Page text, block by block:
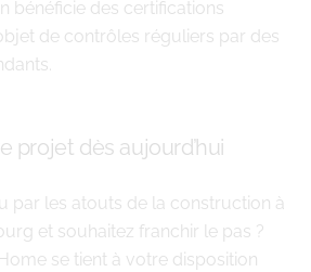
bénéficie des certifications
de contrôles réguliers par des
projet dès aujourd’hui
par les atouts de la construction à
et souhaitez franchir le pas ?
se tient à votre disposition